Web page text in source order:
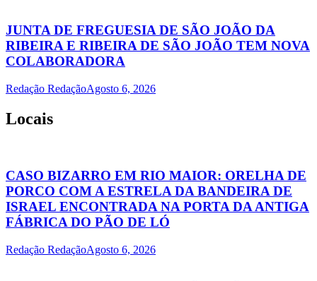
JUNTA DE FREGUESIA DE SÃO JOÃO DA
RIBEIRA E RIBEIRA DE SÃO JOÃO TEM NOVA
COLABORADORA
Redação RedaçãoAgosto 6, 2026
Locais
CASO BIZARRO EM RIO MAIOR: ORELHA DE
PORCO COM A ESTRELA DA BANDEIRA DE
ISRAEL ENCONTRADA NA PORTA DA ANTIGA
FÁBRICA DO PÃO DE LÓ
Redação RedaçãoAgosto 6, 2026